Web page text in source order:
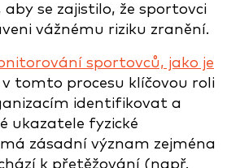
se zajistilo, že sportovci
vážnému riziku zranění.
sportovců, jako je
v tomto procesu klíčovou roli
identifikovat a
ukazatele fyzické
zásadní význam zejména
k přetěžování (např.